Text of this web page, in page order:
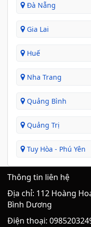
Đà Nẵng
Gia Lai
Huế
Nha Trang
Quảng Bình
Quảng Trị
Tuy Hòa - Phú Yên
Thông tin liên hệ
Địa chỉ: 112 Hoàng
Bình Dương
Điện thoại: